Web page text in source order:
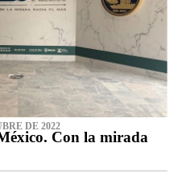
DE 2022
Con la mirada